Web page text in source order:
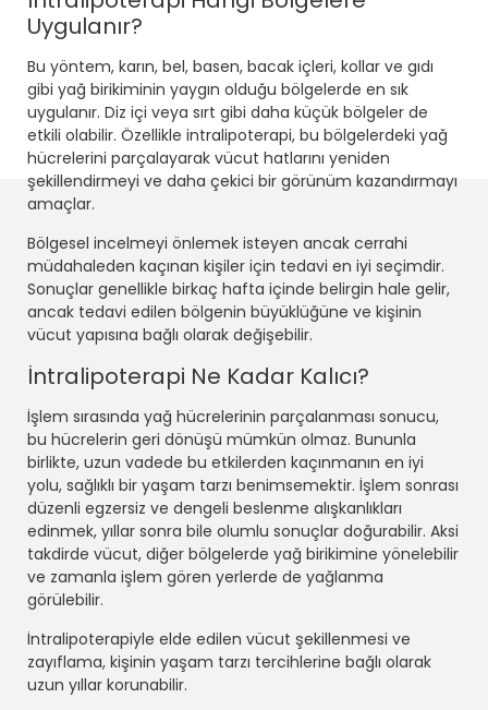
Uygulanır?
Bu yöntem, karın, bel, basen, bacak içleri, kollar ve gıdı
gibi yağ birikiminin yaygın olduğu bölgelerde en sık
uygulanır. Diz içi veya sırt gibi daha küçük bölgeler de
etkili olabilir. Özellikle intralipoterapi, bu bölgelerdeki yağ
hücrelerini parçalayarak vücut hatlarını yeniden
şekillendirmeyi ve daha çekici bir görünüm kazandırmayı
amaçlar.
Bölgesel incelmeyi önlemek isteyen ancak cerrahi
müdahaleden kaçınan kişiler için tedavi en iyi seçimdir.
Sonuçlar genellikle birkaç hafta içinde belirgin hale gelir,
ancak tedavi edilen bölgenin büyüklüğüne ve kişinin
vücut yapısına bağlı olarak değişebilir.
İntralipoterapi Ne Kadar Kalıcı?
İşlem sırasında yağ hücrelerinin parçalanması sonucu,
bu hücrelerin geri dönüşü mümkün olmaz. Bununla
birlikte, uzun vadede bu etkilerden kaçınmanın en iyi
yolu, sağlıklı bir yaşam tarzı benimsemektir. İşlem sonrası
düzenli egzersiz ve dengeli beslenme alışkanlıkları
edinmek, yıllar sonra bile olumlu sonuçlar doğurabilir. Aksi
takdirde vücut, diğer bölgelerde yağ birikimine yönelebilir
ve zamanla işlem gören yerlerde de yağlanma
görülebilir.
İntralipoterapiyle elde edilen vücut şekillenmesi ve
zayıflama, kişinin yaşam tarzı tercihlerine bağlı olarak
uzun yıllar korunabilir.